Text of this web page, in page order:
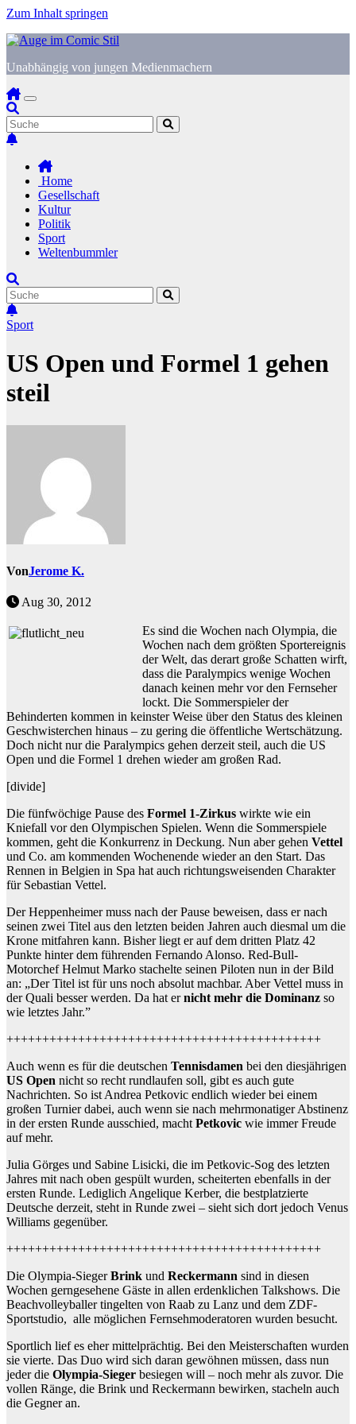
Zum Inhalt springen
Unabhängig von jungen Medienmachern
Home
Gesellschaft
Kultur
Politik
Sport
Weltenbummler
Sport
US Open und Formel 1 gehen
steil
VonJerome K.
Aug 30, 2012
Es sind die Wochen nach Olympia, die
Wochen nach dem größten Sportereignis
der Welt, das derart große Schatten wirft,
dass die Paralympics wenige Wochen
danach keinen mehr vor den Fernseher
lockt. Die Sommerspieler der
Behinderten kommen in keinster Weise über den Status des kleinen
Geschwisterchen hinaus – zu gering die öffentliche Wertschätzung.
Doch nicht nur die Paralympics gehen derzeit steil, auch die US
Open und die Formel 1 drehen wieder am großen Rad.
[divide]
Die fünfwöchige Pause des Formel 1-Zirkus wirkte wie ein
Kniefall vor den Olympischen Spielen. Wenn die Sommerspiele
kommen, geht die Konkurrenz in Deckung. Nun aber gehen Vettel
und Co. am kommenden Wochenende wieder an den Start. Das
Rennen in Belgien in Spa hat auch richtungsweisenden Charakter
für Sebastian Vettel.
Der Heppenheimer muss nach der Pause beweisen, dass er nach
seinen zwei Titel aus den letzten beiden Jahren auch diesmal um die
Krone mitfahren kann. Bisher liegt er auf dem dritten Platz 42
Punkte hinter dem führenden Fernando Alonso. Red-Bull-
Motorchef Helmut Marko stachelte seinen Piloten nun in der Bild
an: „Der Titel ist für uns noch absolut machbar. Aber Vettel muss in
der Quali besser werden. Da hat ernicht mehr die Dominanz so
wie letztes Jahr.”
++++++++++++++++++++++++++++++++++++++++++++
Auch wenn es für die deutschen Tennisdamen bei den diesjährigen
US Open nicht so recht rundlaufen soll, gibt es auch gute
Nachrichten. So ist Andrea Petkovic endlich wieder bei einem
großen Turnier dabei, auch wenn sie nach mehrmonatiger Abstinenz
in der ersten Runde ausschied, machtPetkovic wie immer Freude
auf mehr.
Julia Görges und Sabine Lisicki, die im Petkovic-Sog des letzten
Jahres mit nach oben gespült wurden, scheiterten ebenfalls in der
ersten Runde. Lediglich Angelique Kerber, die bestplatzierte
Deutsche derzeit, steht in Runde zwei – sieht sich dort jedoch Venus
Williams gegenüber.
++++++++++++++++++++++++++++++++++++++++++++
Die Olympia-SiegerBrink und Reckermann sind in diesen
Wochen gerngesehene Gäste in allen erdenklichen Talkshows. Die
Beachvolleyballer tingelten von Raab zu Lanz und dem ZDF-
Sportstudio, alle möglichen Fernsehmoderatoren wurden besucht.
Sportlich lief es eher mittelprächtig. Bei den Meisterschaften wurden
sie vierte. Das Duo wird sich daran gewöhnen müssen, dass nun
jeder die Olympia-Sieger besiegen will – noch mehr als zuvor. Die
vollen Ränge, die Brink und Reckermann bewirken, stacheln auch
die Gegner an.